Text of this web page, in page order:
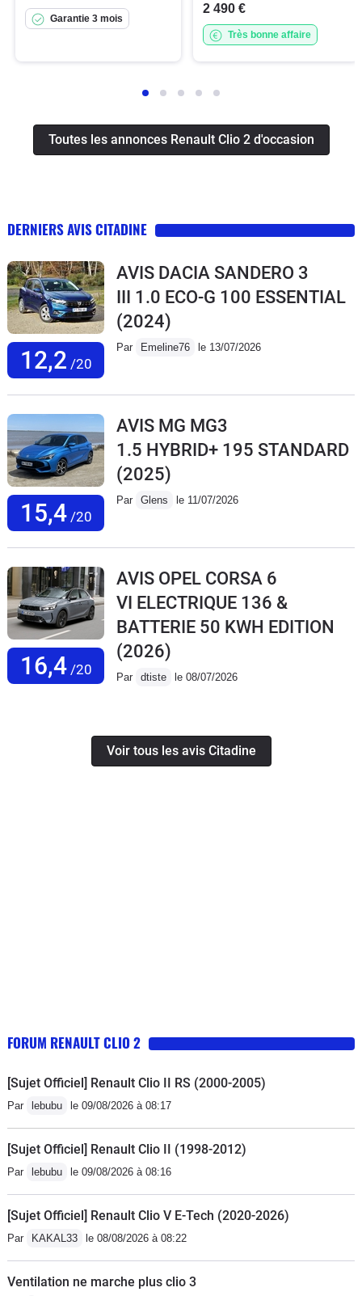
Garantie 3 mois
2 490 €
Très bonne affaire
Toutes les annonces Renault Clio 2 d'occasion
DERNIERS AVIS CITADINE
12,2 /20
AVIS DACIA SANDERO 3
III 1.0 ECO-G 100 ESSENTIAL
(2024)
Par Emeline76 le 13/07/2026
15,4/20
AVIS MG MG3
1.5 HYBRID+ 195 STANDARD
(2025)
Par Glens le 11/07/2026
16,4/20
AVIS OPEL CORSA 6
VI ELECTRIQUE 136 &
BATTERIE 50 KWH EDITION
(2026)
Par dtiste le 08/07/2026
Voir tous les avis Citadine
FORUM RENAULT CLIO 2
[Sujet Officiel] Renault Clio II RS (2000-2005)
Par lebubu le 09/08/2026 à 08:17
[Sujet Officiel] Renault Clio II (1998-2012)
Par lebubu le 09/08/2026 à 08:16
[Sujet Officiel] Renault Clio V E-Tech (2020-2026)
Par KAKAL33 le 08/08/2026 à 08:22
Ventilation ne marche plus clio 3